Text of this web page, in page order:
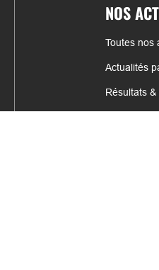
NOS
Toutes nos
Actualités
Résultats